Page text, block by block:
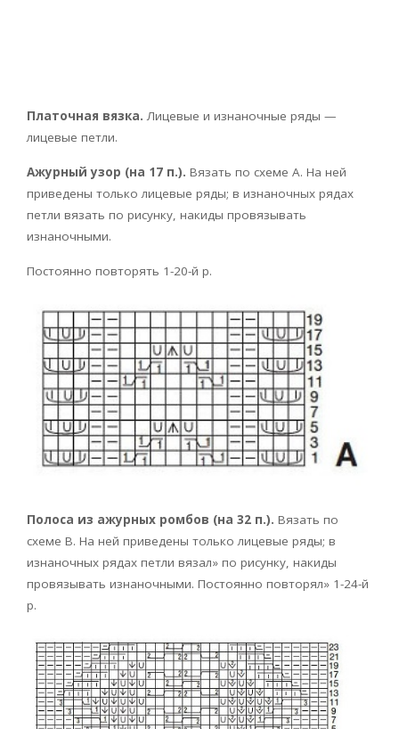
Платочная вязка. Лицевые и изнаночные ряды —
лицевые петли.
Ажурный узор (на 17 п.). Вязать по схеме А. На ней
приведены только лицевые ряды; в изнаночных рядах
петли вязать по рисунку, накиды провязывать
изнаночными.
Постоянно повторять 1-20-й р.
Полоса из ажурных ромбов (на 32 п.). Вязать по
схеме В. На ней приведены только лицевые ряды; в
изнаночных рядах петли вязал» по рисунку, накиды
провязывать изнаночными. Постоянно повторял» 1-24-й
р.